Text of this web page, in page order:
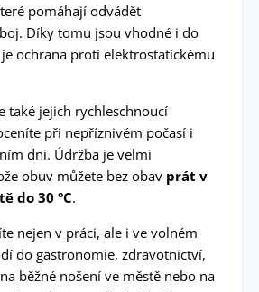
pomáhají odvádět
Díky tomu jsou vhodné i do
je ochrana proti elektrostatickému
také jejich rychleschnoucí
při nepříznivém počasí i
dni. Údržba je velmi
obuv můžete bez obav prát v
do 30 °C.
nejen v práci, ale i ve volném
do gastronomie, zdravotnictví,
běžné nošení ve městě nebo na